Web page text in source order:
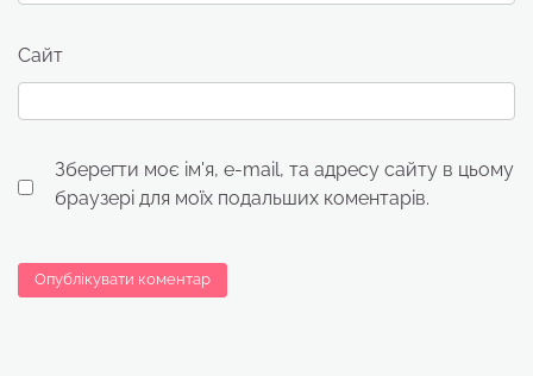
Сайт
Зберегти моє ім'я, e-mail, та адресу сайту в цьому
браузері для моїх подальших коментарів.